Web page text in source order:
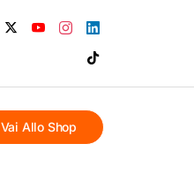
Vai Allo Shop